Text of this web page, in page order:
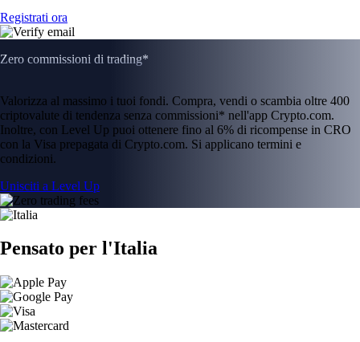
Registrati ora
Zero commissioni di trading*
Valorizza al massimo i tuoi fondi. Compra, vendi o scambia oltre 400
criptovalute di tendenza senza commissioni* nell'app Crypto.com.
Inoltre, con Level Up puoi ottenere fino al 6% di ricompense in CRO
con la Visa prepagata di Crypto.com. Si applicano termini e
condizioni.
Unisciti a Level Up
Pensato per l'Italia